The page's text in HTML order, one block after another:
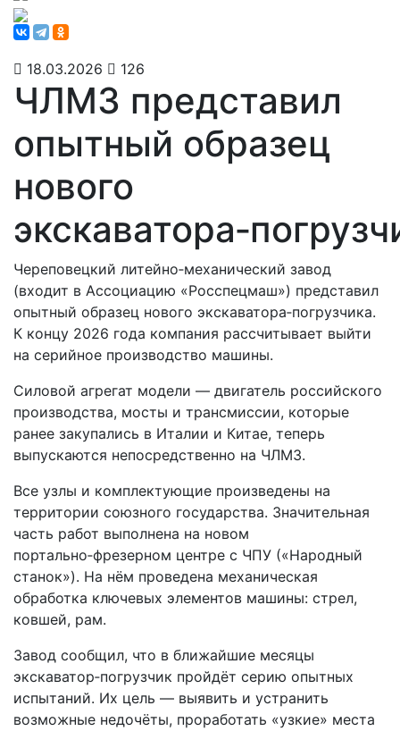
18.03.2026 126
ЧЛМЗ представил
опытный образец
нового
Череповецкий литейно‑механический завод
(входит в Ассоциацию «Росспецмаш») представил
опытный образец нового экскаватора‑погрузчика.
К концу 2026 года компания рассчитывает выйти
на серийное производство машины.
Силовой агрегат модели — двигатель российского
производства, мосты и трансмиссии, которые
ранее закупались в Италии и Китае, теперь
выпускаются непосредственно на ЧЛМЗ.
Все узлы и комплектующие произведены на
территории союзного государства. Значительная
часть работ выполнена на новом
портально‑фрезерном центре с ЧПУ («Народный
станок»). На нём проведена механическая
обработка ключевых элементов машины: стрел,
ковшей, рам.
Завод сообщил, что в ближайшие месяцы
экскаватор‑погрузчик пройдёт серию опытных
испытаний. Их цель — выявить и устранить
возможные недочёты, проработать «узкие» места